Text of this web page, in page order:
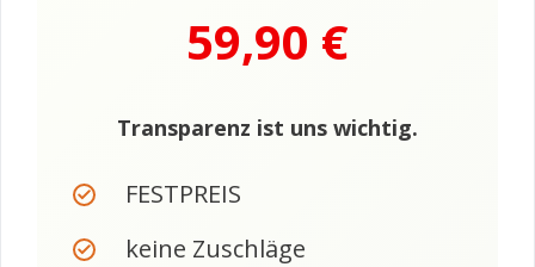
59,90 €
Transparenz ist uns wichtig.
FESTPREIS
keine Zuschläge